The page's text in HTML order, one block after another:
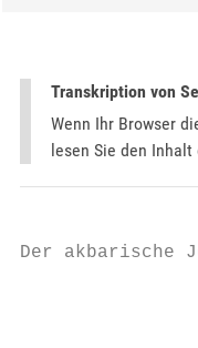
Transkription von
Wenn Ihr Browser
lesen Sie den
Der akbarische